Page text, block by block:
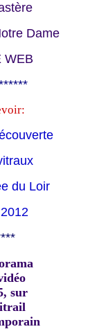
Dame
WEB
du Loir
sur